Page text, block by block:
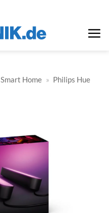
Smart Home » Philips Hue